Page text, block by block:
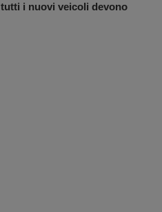
tutti i nuovi veicoli devono